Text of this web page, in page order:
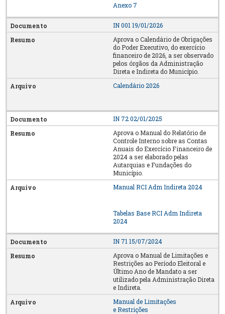
Anexo 7
IN 001 19/01/2026
Aprova o Calendário de Obrigações
do Poder Executivo, do exercício
financeiro de 2026, a ser observado
pelos órgãos da Administração
Direta e Indireta do Município.
Calendário 2026
IN 72 02/01/2025
Aprova o Manual do Relatório de
Controle Interno sobre as Contas
Anuais do Exercício Financeiro de
2024 a ser elaborado pelas
Autarquias e Fundações do
Município.
Manual RCI Adm Indireta 2024
Tabelas Base RCI Adm Indireta
2024
IN 71 15/07/2024
Aprova o Manual de Limitações e
Restrições ao Período Eleitoral e
Último Ano de Mandato a ser
utilizado pela Administração Direta
e Indireta.
Manual de Limitações
e Restrições